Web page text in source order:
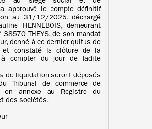
au siège social et de
approuvé le compte définitif
au 31/12/2025, déchargé
HENNEBOIS, demeurant
38570 THEYS, de son mandat
donné à ce dernier quitus de
et constaté la clôture de la
à compter du jour de ladite
de liquidation seront déposés
Tribunal de commerce de
en annexe au Registre du
des sociétés.